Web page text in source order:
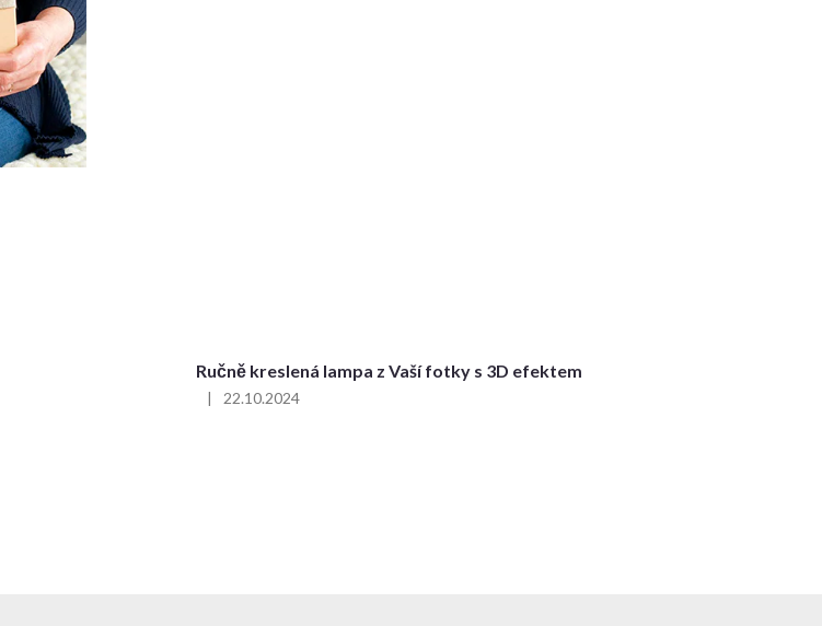
Ručně kreslená lampa z Vaší fotky s 3D efektem
Hodnocení
| 22.10.2024